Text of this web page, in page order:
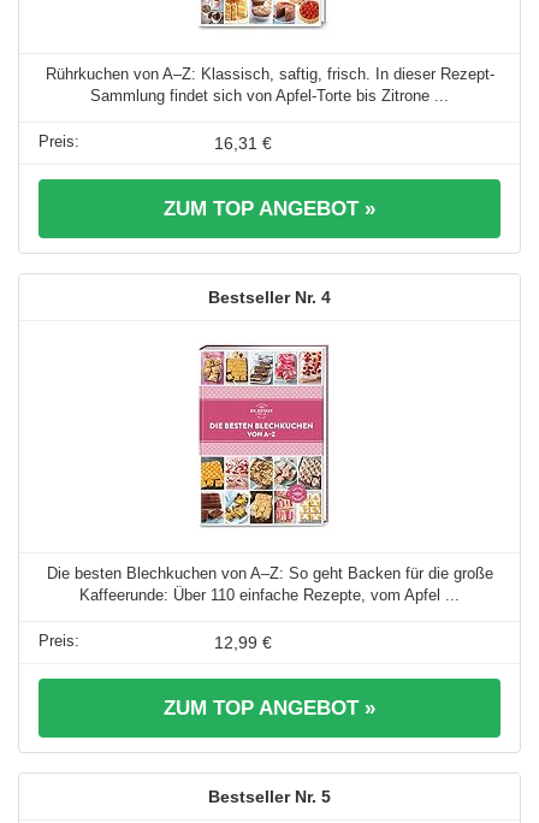
Rührkuchen von A–Z: Klassisch, saftig, frisch. In dieser Rezept-
Sammlung findet sich von Apfel-Torte bis Zitrone ...
16,31 €
ZUM TOP ANGEBOT »
4
Die besten Blechkuchen von A–Z: So geht Backen für die große
Kaffeerunde: Über 110 einfache Rezepte, vom Apfel ...
12,99 €
ZUM TOP ANGEBOT »
5